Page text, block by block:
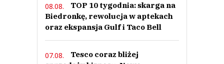
08.08.
TOP 10 tygodnia: skarga na
Biedronkę, rewolucja w aptekach
oraz ekspansja Gulf i Taco Bell
07.08.
Tesco coraz bliżej